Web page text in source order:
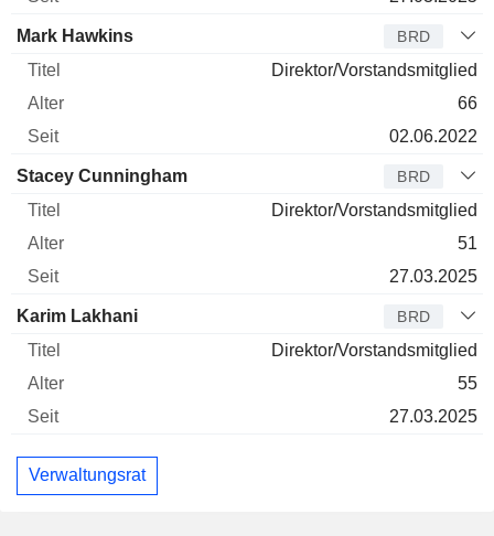
Mark Hawkins BRD
Direktor/Vorstandsmitglied
66
02.06.2022
Stacey Cunningham BRD
Direktor/Vorstandsmitglied
51
27.03.2025
Karim Lakhani BRD
Direktor/Vorstandsmitglied
55
27.03.2025
Verwaltungsrat